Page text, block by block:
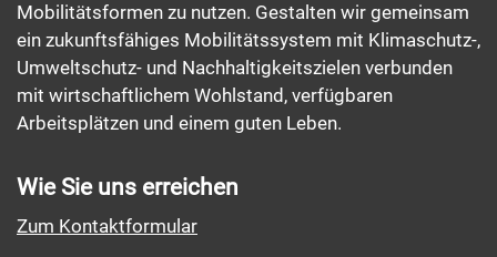
Mobilitätsformen zu nutzen. Gestalten wir gemeinsam
ein zukunftsfähiges Mobilitätssystem mit Klimaschutz-,
Umweltschutz- und Nachhaltigkeitszielen verbunden
mit wirtschaftlichem Wohlstand, verfügbaren
Arbeitsplätzen und einem guten Leben.
Wie Sie uns erreichen
Zum Kontaktformular